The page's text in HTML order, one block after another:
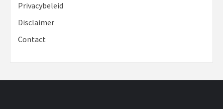
Privacybeleid
Disclaimer
Contact